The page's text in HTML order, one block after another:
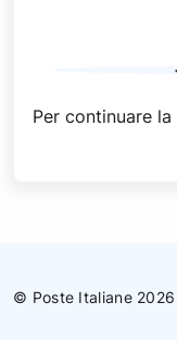
Per continuare
© Poste Italiane